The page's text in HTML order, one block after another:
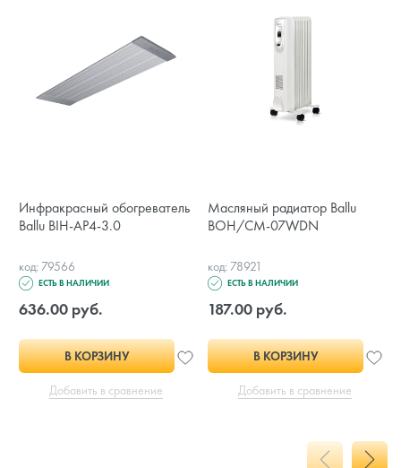
Инфракрасный обогреватель
Ballu BIH-AP4-3.0
код: 79566
ЕСТЬ В НАЛИЧИИ
636.00 руб.
В КОРЗИНУ
Добавить в сравнение
Масляный радиатор Ballu
BOH/CM-07WDN
код: 78921
ЕСТЬ В НАЛИЧИИ
187.00 руб.
В КОРЗИНУ
Добавить в сравнение